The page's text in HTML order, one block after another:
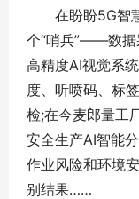
在盼盼5G智慧
个“哨兵”——数据
高精度AI视觉系
度、听喷码、标
检;在今麦郎量工
安全生产AI智能
作业风险和环境
别结果……